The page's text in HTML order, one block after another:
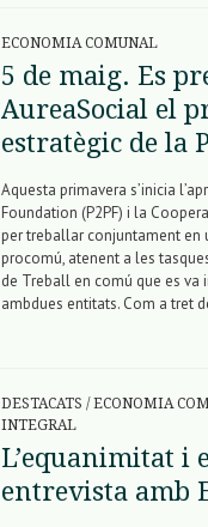
ECONOMIA COMUNAL
5 de maig. Es
AureaSocial el
estratègic de la
Aquesta primavera s’inicia
Foundation (P2PF) i la
per treballar conjuntament en
procomú, atenent a les
de Treball en comú que es va
ambdues entitats. Com a tret
DESTACATS / ECONOMIA
INTEGRAL
L’equanimitat i
entrevista amb